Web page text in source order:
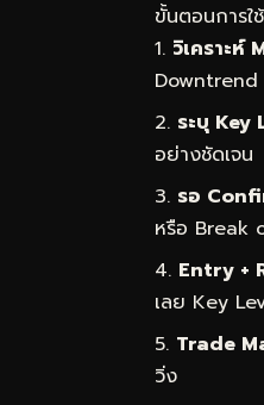
ขั้นตอนการ
วิเคราะ
Downtrend
ระบุ Key
อย่างชัดเจน
รอ
หรือ Break
Entry +
เลย Key
Trade
วิ่ง